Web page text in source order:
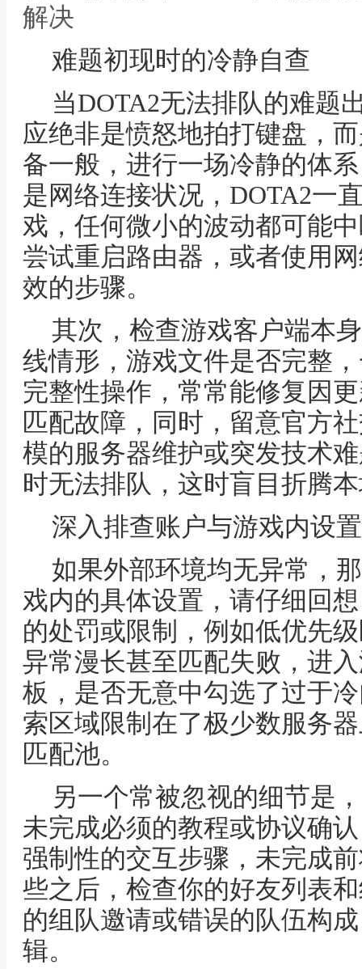
解决
难题初现时的冷静自查
当DOTA2无法排队的难题
应绝非是愤怒地拍打键盘，
备一般，进行一场冷静的体
是网络连接状况，DOTA2一
戏，任何微小的波动都可能
尝试重启路由器，或者使用
效的步骤。
其次，检查游戏客户端本
线情形，游戏文件是否完整
完整性操作，常常能修复因
匹配故障，同时，留意官方
模的服务器维护或突发技术
时无法排队，这时盲目折腾
深入排查账户与游戏内设置
如果外部环境均无异常，
戏内的具体设置，请仔细回
的处罚或限制，例如低优先
异常漫长甚至匹配失败，进
板，是否无意中勾选了过于
索区域限制在了极少数服务
匹配池。
另一个常被忽视的细节是
未完成必须的教程或协议确
强制性的交互步骤，未完成
些之后，检查你的好友列表
的组队邀请或错误的队伍构
辑。